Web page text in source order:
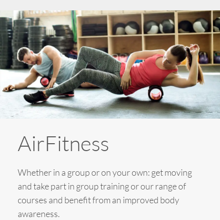
AirFitness
Whether in a group or on your own: get moving
and take part in group training or our range of
courses and benefit from an improved body
awareness.